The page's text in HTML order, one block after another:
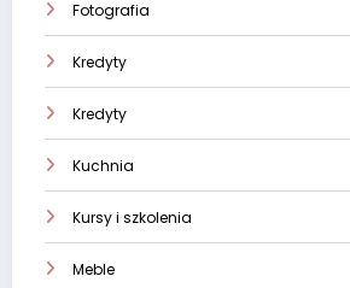
Fotografia
Kredyty
Kredyty
Kuchnia
Kursy i szkolenia
Meble